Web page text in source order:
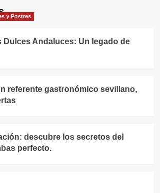
y Postres
Dulces Andaluces: Un legado de
referente gastronómico sevillano,
descubre los secretos del
perfecto.